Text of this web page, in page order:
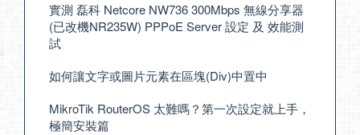
實測 磊科 Netcore NW736 300Mbps 無線分享器
(已改機NR235W) PPPoE Server 設定 及 效能測
試
如何讓文字或圖片元素在區塊(Div)中置中
MikroTik RouterOS 太難嗎？第一次設定就上手，
極簡安裝篇